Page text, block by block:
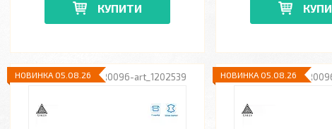
КУПИТИ
R0096-art_1202539
НОВИНКА 05.08.26 НОВИНКА 05.08.26